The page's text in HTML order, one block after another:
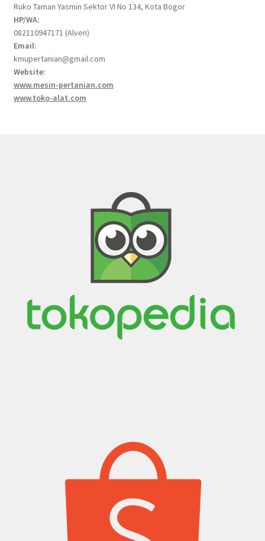
Ruko Taman Yasmin Sektor VI No 134, Kota Bogor
HP/WA:
082110947171 (Alven)
Email:
kmupertanian@gmail.com
Website:
www.mesin-pertanian.com
www.toko-alat.com